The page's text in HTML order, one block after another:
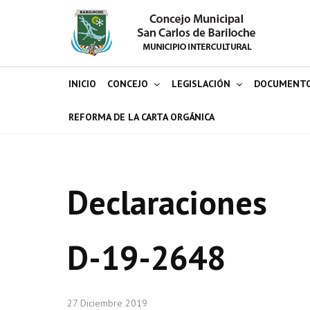
INICIO CONCEJO LEGISLACIÓN
REFORMA DE LA CARTA ORGÁNICA
Declaraciones
D-19-2648
27 Diciembre 2019